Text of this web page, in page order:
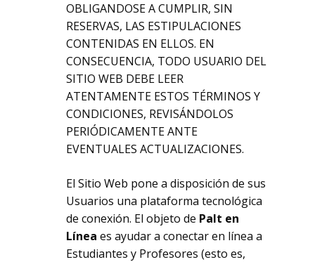
OBLIGANDOSE A CUMPLIR, SIN
RESERVAS, LAS ESTIPULACIONES
CONTENIDAS EN ELLOS. EN
CONSECUENCIA, TODO USUARIO DEL
SITIO WEB DEBE LEER
ATENTAMENTE ESTOS TÉRMINOS Y
CONDICIONES, REVISÁNDOLOS
PERIÓDICAMENTE ANTE
EVENTUALES ACTUALIZACIONES.
El Sitio Web pone a disposición de sus
Usuarios una plataforma tecnológica
de conexión. El objeto de Palt en
Líneaes ayudar a conectar en línea a
Estudiantes y Profesores (esto es,